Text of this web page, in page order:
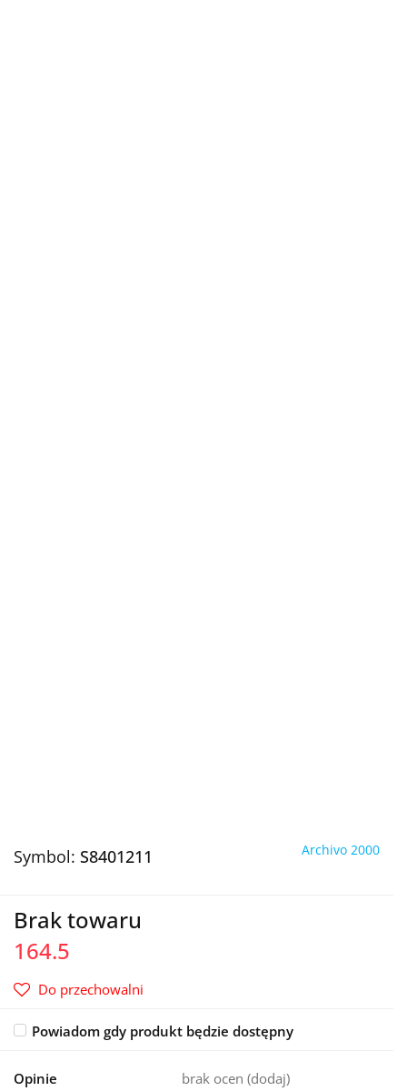
Symbol: S8401211 Archivo 2000
Brak towaru
164.5
Do przechowalni
Powiadom gdy produkt będzie dostępny
Opinie brak ocen (dodaj)